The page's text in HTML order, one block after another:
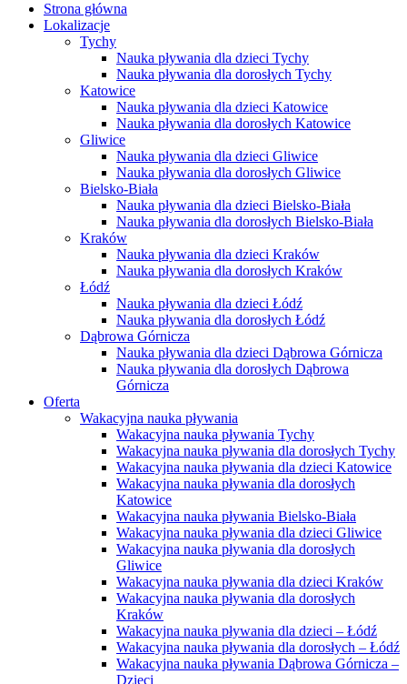
Strona główna
Lokalizacje
Tychy
Nauka pływania dla dzieci Tychy
Nauka pływania dla dorosłych Tychy
Katowice
Nauka pływania dla dzieci Katowice
Nauka pływania dla dorosłych Katowice
Gliwice
Nauka pływania dla dzieci Gliwice
Nauka pływania dla dorosłych Gliwice
Bielsko-Biała
Nauka pływania dla dzieci Bielsko-Biała
Nauka pływania dla dorosłych Bielsko-Biała
Kraków
Nauka pływania dla dzieci Kraków
Nauka pływania dla dorosłych Kraków
Łódź
Nauka pływania dla dzieci Łódź
Nauka pływania dla dorosłych Łódź
Dąbrowa Górnicza
Nauka pływania dla dzieci Dąbrowa Górnicza
Nauka pływania dla dorosłych Dąbrowa
Górnicza
Oferta
Wakacyjna nauka pływania
Wakacyjna nauka pływania Tychy
Wakacyjna nauka pływania dla dorosłych Tychy
Wakacyjna nauka pływania dla dzieci Katowice
Wakacyjna nauka pływania dla dorosłych
Katowice
Wakacyjna nauka pływania Bielsko-Biała
Wakacyjna nauka pływania dla dzieci Gliwice
Wakacyjna nauka pływania dla dorosłych
Gliwice
Wakacyjna nauka pływania dla dzieci Kraków
Wakacyjna nauka pływania dla dorosłych
Kraków
Wakacyjna nauka pływania dla dzieci – Łódź
Wakacyjna nauka pływania dla dorosłych – Łódź
Wakacyjna nauka pływania Dąbrowa Górnicza –
Dzieci